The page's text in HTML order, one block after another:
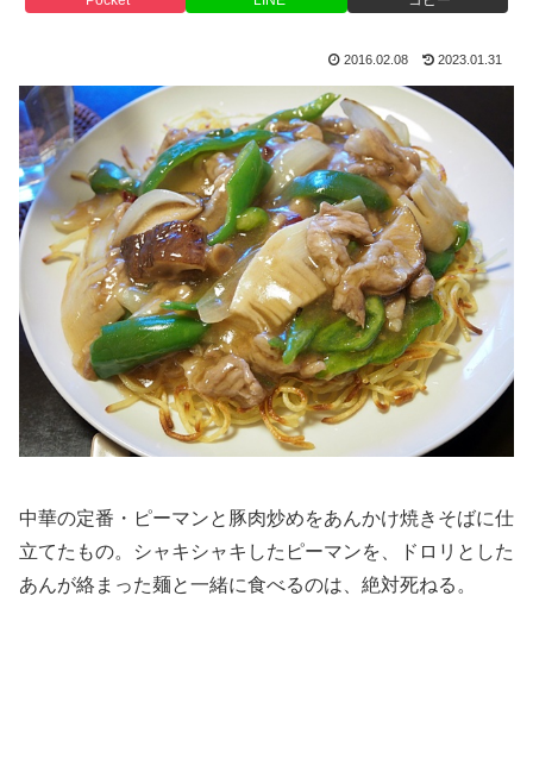
2016.02.08 2023.01.31
中華の定番・ピーマンと豚肉炒めをあんかけ焼きそばに仕
立てたもの。シャキシャキしたピーマンを、ドロリとした
あんが絡まった麺と一緒に食べるのは、絶対死ねる。